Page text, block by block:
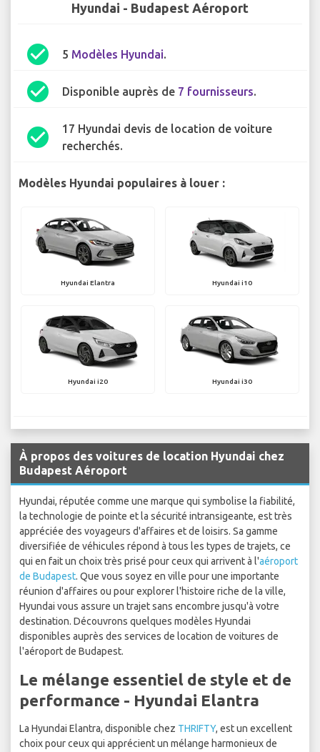
Hyundai - Budapest Aéroport
check_circle 5 Modèles Hyundai.
check_circle Disponible auprès de 7 fournisseurs.
check_circle
17 Hyundai devis de location de voiture
recherchés.
Modèles Hyundai populaires à louer :
Hyundai Elantra Hyundai i10
Hyundai i20 Hyundai i30
À propos des voitures de location Hyundai chez
Budapest Aéroport
Hyundai, réputée comme une marque qui symbolise la fiabilité,
la technologie de pointe et la sécurité intransigeante, est très
appréciée des voyageurs d'affaires et de loisirs. Sa gamme
diversifiée de véhicules répond à tous les types de trajets, ce
qui en fait un choix très prisé pour ceux qui arrivent à l'aéroport
de Budapest. Que vous soyez en ville pour une importante
réunion d'affaires ou pour explorer l'histoire riche de la ville,
Hyundai vous assure un trajet sans encombre jusqu'à votre
destination. Découvrons quelques modèles Hyundai
disponibles auprès des services de location de voitures de
l'aéroport de Budapest.
Le mélange essentiel de style et de
performance - Hyundai Elantra
La Hyundai Elantra, disponible chez THRIFTY, est un excellent
choix pour ceux qui apprécient un mélange harmonieux de